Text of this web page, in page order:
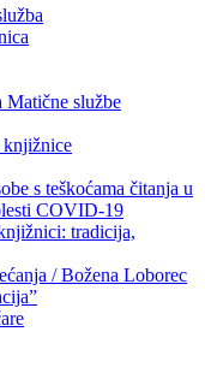
Matične službe
knjižnice
s teškoćama čitanja u
COVID-19
tradicija,
/ Božena Loborec